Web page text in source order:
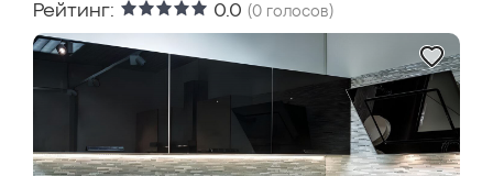
Рейтинг: 0.0 (0 голосов)